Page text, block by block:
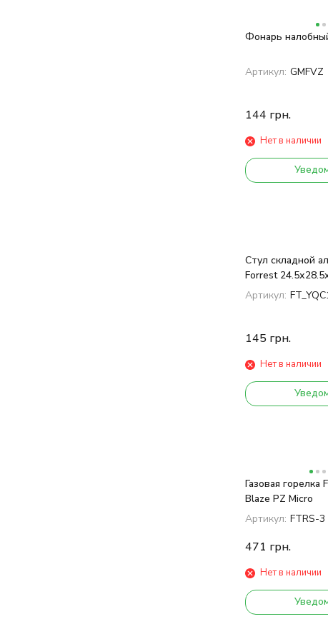
Фонарь
Артикул: GMFVZ
144 грн.
Нет в наличии
Стул складной
Forrest
Артикул:
145 грн.
Нет в наличии
Газовая горелка
Blaze PZ Micro
Артикул: FTRS-3
471 грн.
Нет в наличии